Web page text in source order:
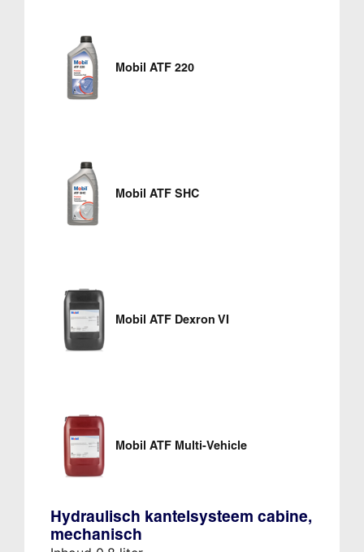
Mobil ATF 220
Mobil ATF SHC
Mobil ATF Dexron VI
Mobil ATF Multi-Vehicle
Hydraulisch kantelsysteem cabine,
mechanisch